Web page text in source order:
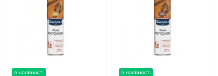
в наявності в наявності